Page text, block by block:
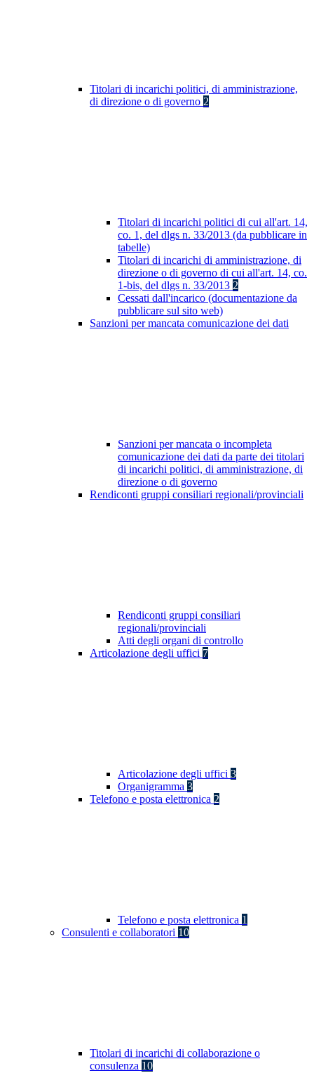
Titolari di incarichi politici, di amministrazione,
di direzione o di governo 2
Titolari di incarichi politici di cui all'art. 14,
co. 1, del dlgs n. 33/2013 (da pubblicare in
tabelle)
Titolari di incarichi di amministrazione, di
direzione o di governo di cui all'art. 14, co.
1-bis, del dlgs n. 33/2013 2
Cessati dall'incarico (documentazione da
pubblicare sul sito web)
Sanzioni per mancata comunicazione dei dati
Sanzioni per mancata o incompleta
comunicazione dei dati da parte dei titolari
di incarichi politici, di amministrazione, di
direzione o di governo
Rendiconti gruppi consiliari regionali/provinciali
Rendiconti gruppi consiliari
regionali/provinciali
Atti degli organi di controllo
Articolazione degli uffici 7
Articolazione degli uffici 3
Organigramma 3
Telefono e posta elettronica 2
Telefono e posta elettronica 1
Consulenti e collaboratori 10
Titolari di incarichi di collaborazione o
consulenza 10